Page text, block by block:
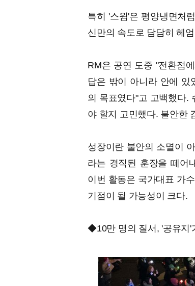
특히 '스윔'은 평양냉면처
신만의 속도로 담담히 헤
RM은 공연 도중 "전환점
답은 밖이 아니라 안에 있
의 목표였다"고 고백했다.
야 할지 고민했다. 불안한
성장이란 불안의 소멸이
라는 경직된 훈장을 떼어
이번 활동은 국가대표 가
기점이 될 가능성이 크다.
◆10만 명의 질서, '공유지'